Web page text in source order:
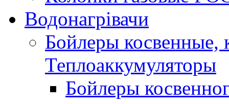
Водонагрівачи
Бойлеры косвенные,
Теплоаккумуляторы
Бойлеры